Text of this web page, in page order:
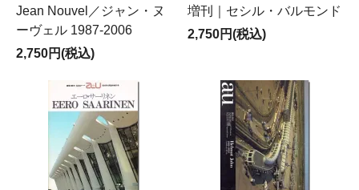
Jean Nouvel／ジャン・ヌ
ーヴェル 1987-2006
2,750円(税込)
増刊｜セシル・バルモンド
2,750円(税込)